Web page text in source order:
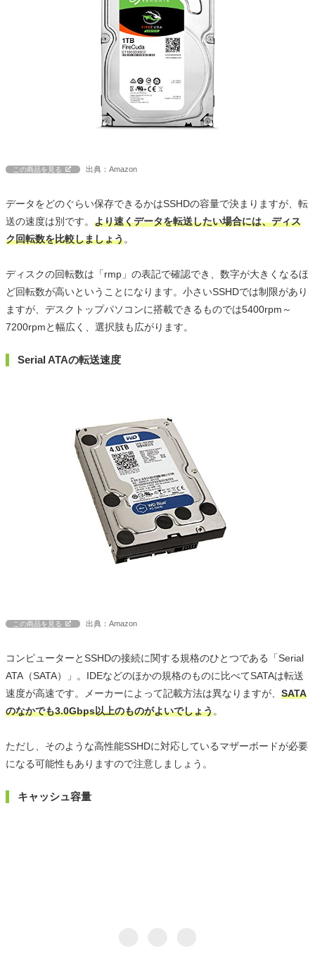
この商品を見る 出典：Amazon
データをどのぐらい保存できるかはSSHDの容量で決まりますが、転
送の速度は別です。 より速くデータを転送したい場合には、ディス
ク回転数を比較しましょう。
ディスクの回転数は「rmp」の表記で確認でき、数字が大きくなるほ
ど回転数が高いということになります。小さいSSHDでは制限があり
ますが、デスクトップパソコンに搭載できるものでは5400rpm～
7200rpmと幅広く、選択肢も広がります。
Serial ATAの転送速度
この商品を見る 出典：Amazon
コンピューターとSSHDの接続に関する規格のひとつである「Serial
ATA（SATA）」。IDEなどのほかの規格のものに比べてSATAは転送
速度が高速です。メーカーによって記載方法は異なりますが、 SATA
のなかでも3.0Gbps以上のものがよいでしょう。
ただし、そのような高性能SSHDに対応しているマザーボードが必要
になる可能性もありますので注意しましょう。
キャッシュ容量